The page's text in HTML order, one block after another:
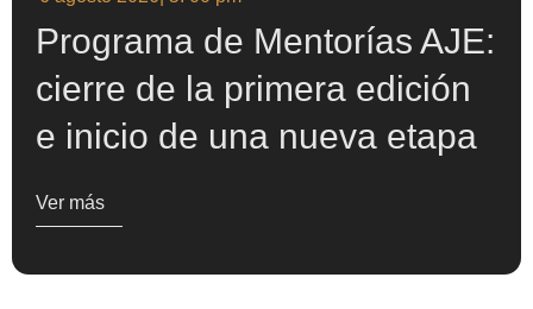
Programa de Mentorías AJE:
cierre de la primera edición
e inicio de una nueva etapa
Ver más